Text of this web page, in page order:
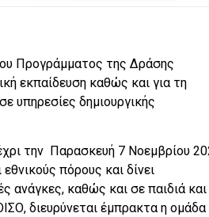
Προγράμματος της Δράσης
εκπαίδευση καθώς και για τη
υπηρεσίες δημιουργικής
την Παρασκευή 7 Νοεμβρίου
πόρους και δίνει
ανάγκες, καθώς και σε παιδιά και
διευρύνεται έμπρακτα η